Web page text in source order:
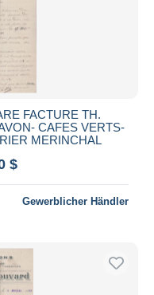
FACTURE TH.
CAFES VERTS-
MERINCHAL
$
Gewerblicher Händler